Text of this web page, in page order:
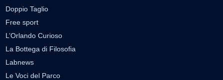
Doppio Taglio
Free sport
L’Orlando Curioso
La Bottega di Filosofia
Labnews
Le Voci del Parco